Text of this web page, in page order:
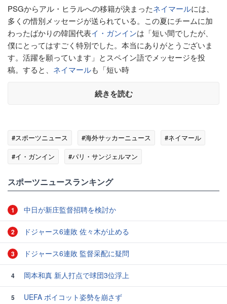
PSGからアル・ヒラルへの移籍が決まったネイマールには、
多くの惜別メッセージが送られている。この夏にチームに加
わったばかりの韓国代表イ・ガンインは「短い間でしたが、
僕にとってはすごく特別でした。本当にありがとうございま
す。活躍を願っています」とスペイン語でメッセージを投
稿。すると、 ネイマールも「短い時
続きを読む
#スポーツニュース #海外サッカーニュース
#ネイマール
#イ・ガンイン
#パリ・サンジェルマン
スポーツニュースランキング
1 中日が新庄監督招聘を検討か
2 ドジャース6連敗 佐々木が止める
3 ドジャース6連敗 監督采配に疑問
4 岡本和真 新人打点で球団3位浮上
5
UEFA ボイコット姿勢を崩さず